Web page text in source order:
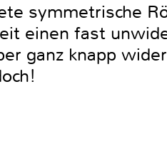
symmetrische
einen fast
ganz knapp